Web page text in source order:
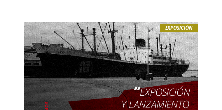
EXPOSICIÓN